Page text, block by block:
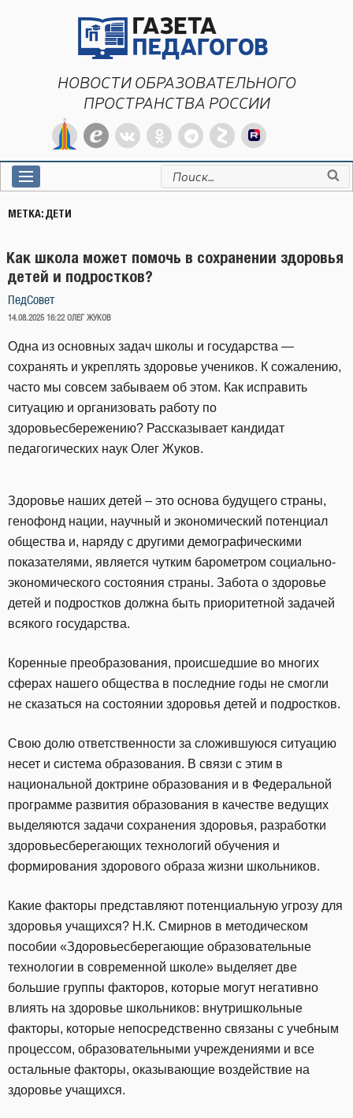
НОВОСТИ ОБРАЗОВАТЕЛЬНОГО
ПРОСТРАНСТВА РОССИИ
Искать:
МЕТКА:ДЕТИ
Как школа может помочь в сохранении здоровья
детей и подростков?
ПедСовет
ОПУБЛИКОВАНО
14.08.2025 16:22 ОЛЕГ ЖУКОВ
Одна из основных задач школы и государства —
сохранять и укреплять здоровье учеников. К сожалению,
часто мы совсем забываем об этом. Как исправить
ситуацию и организовать работу по
здоровьесбережению? Рассказывает кандидат
педагогических наук Олег Жуков.
Здоровье наших детей – это основа будущего страны,
генофонд нации, научный и экономический потенциал
общества и, наряду с другими демографическими
показателями, является чутким барометром социально-
экономического состояния страны. Забота о здоровье
детей и подростков должна быть приоритетной задачей
всякого государства.
Коренные преобразования, происшедшие во многих
сферах нашего общества в последние годы не смогли
не сказаться на состоянии здоровья детей и подростков.
Свою долю ответственности за сложившуюся ситуацию
несет и система образования. В связи с этим в
национальной доктрине образования и в Федеральной
программе развития образования в качестве ведущих
выделяются задачи сохранения здоровья, разработки
здоровьесберегающих технологий обучения и
формирования здорового образа жизни школьников.
Какие факторы представляют потенциальную угрозу для
здоровья учащихся? Н.К. Смирнов в методическом
пособии «Здоровьесберегающие образовательные
технологии в современной школе» выделяет две
большие группы факторов, которые могут негативно
влиять на здоровье школьников: внутришкольные
факторы, которые непосредственно связаны с учебным
процессом, образовательными учреждениями и все
остальные факторы, оказывающие воздействие на
здоровье учащихся.